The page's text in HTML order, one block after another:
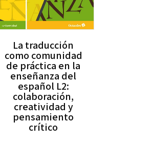
La traducción
como comunidad
de práctica en la
enseñanza del
español L2:
colaboración,
creatividad y
pensamiento
crítico